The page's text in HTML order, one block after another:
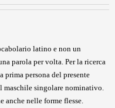
latino e non un
parola per volta. Per la ricerca
prima persona del presente
singolare nominativo.
anche nelle forme flesse.